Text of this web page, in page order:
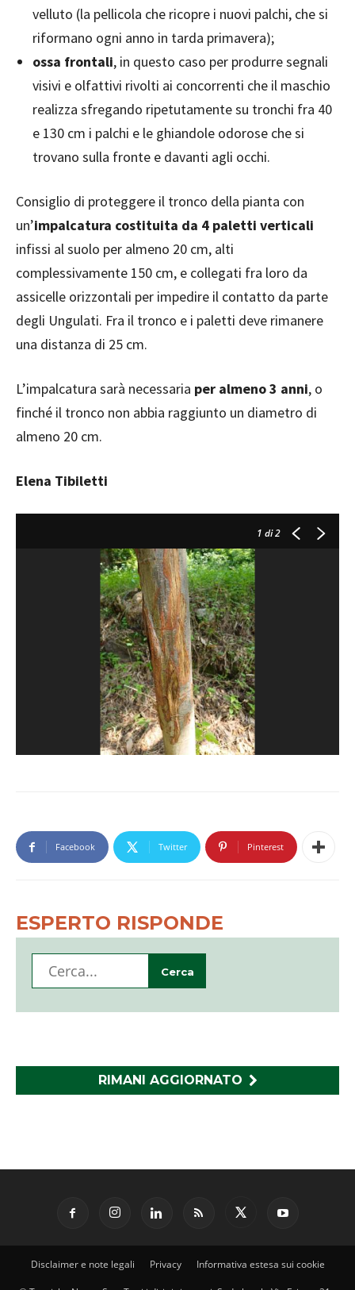
velluto (la pellicola che ricopre i nuovi palchi, che si
riformano ogni anno in tarda primavera);
ossa frontali, in questo caso per produrre segnali
visivi e olfattivi rivolti ai concorrenti che il maschio
realizza sfregando ripetutamente su tronchi fra 40
e 130 cm i palchi e le ghiandole odorose che si
trovano sulla fronte e davanti agli occhi.
Consiglio di proteggere il tronco della pianta con
un’impalcatura costituita da 4 paletti verticali
infissi al suolo per almeno 20 cm, alti
complessivamente 150 cm, e collegati fra loro da
assicelle orizzontali per impedire il contatto da parte
degli Ungulati. Fra il tronco e i paletti deve rimanere
una distanza di 25 cm.
L’impalcatura sarà necessaria per almeno 3 anni, o
finché il tronco non abbia raggiunto un diametro di
almeno 20 cm.
Elena Tibiletti
1 di 2
Facebook Twitter Pinterest
ESPERTO RISPONDE
RIMANI AGGIORNATO
Disclaimer e note legali Privacy Informativa estesa sui cookie